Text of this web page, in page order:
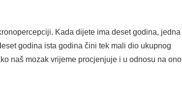
Kada dijete ima deset godina, jedna
godina ista godina čini tek mali dio ukupnog
naš mozak vrijeme procjenjuje i u odnosu na ono